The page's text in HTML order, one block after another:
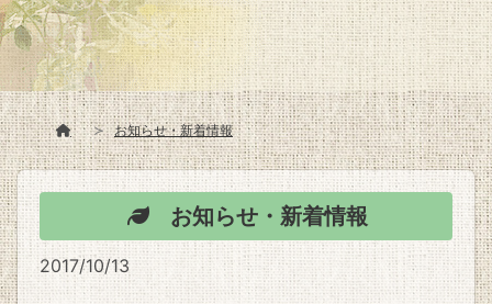
お知らせ・新着情報
お知らせ・新着情報
2017/10/13